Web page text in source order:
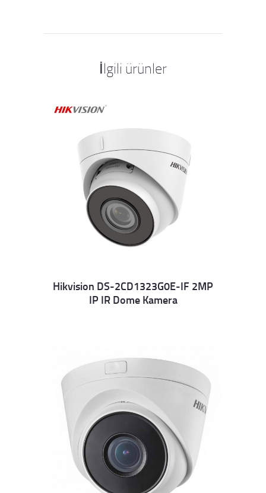
İlgili ürünler
Details
Hikvision DS-2CD1323G0E-IF 2MP
IP IR Dome Kamera